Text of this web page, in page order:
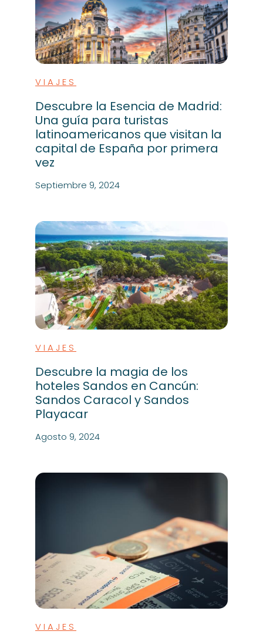
VIAJES
Descubre la Esencia de Madrid:
Una guía para turistas
latinoamericanos que visitan la
capital de España por primera
vez
Septiembre 9, 2024
VIAJES
Descubre la magia de los
hoteles Sandos en Cancún:
Sandos Caracol y Sandos
Playacar
Agosto 9, 2024
VIAJES